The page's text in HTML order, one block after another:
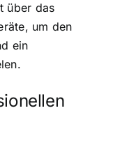
über das
um den
ein